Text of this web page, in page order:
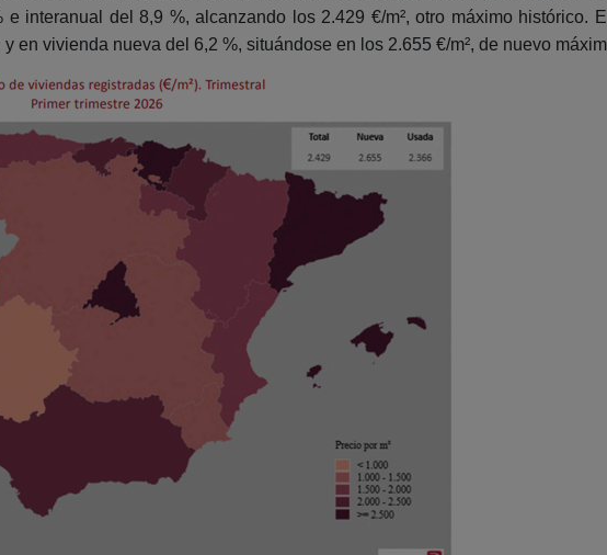
interanual del 8,9 %, alcanzando los 2.429 €/m², otro máximo histórico.
en vivienda nueva del 6,2 %, situándose en los 2.655 €/m², de nuevo